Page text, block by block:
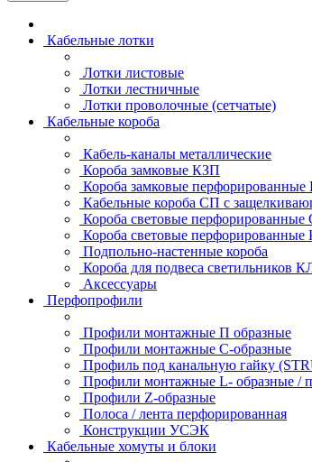
Кабельные лотки
Лотки листовые
Лотки лестничные
Лотки проволочные (сетчатые)
Кабельные короба
Кабель-каналы металлические
Короба замковые КЗП
Короба замковые
Кабельные короба СП с
Короба световые
Короба световые
Подпольно-настенные короба
Короба для подвеса светильников
Аксессуары
Перфопрофили
Профили монтажные П образные
Профили монтажные C-образные
Профиль под канальную гайку
Профили монтажные L- образные /
Профили Z-образные
Полоса / лента перфорированная
Конструкции УСЭК
Кабельные хомуты и блоки